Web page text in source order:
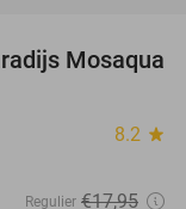
25%
Mosaqua
8.2 star
Regulier €17,95